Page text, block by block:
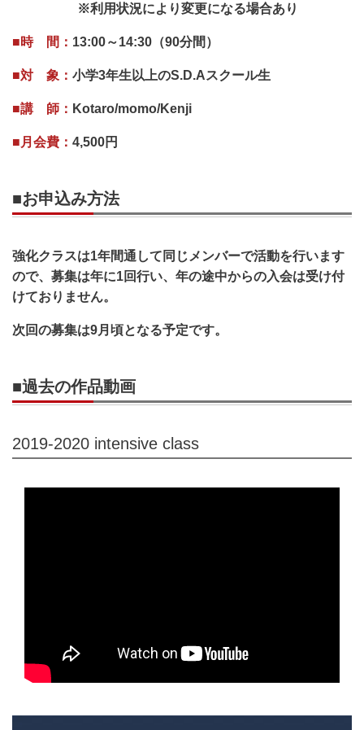
※利用状況により変更になる場合あり
■時 間： 13:00～14:30（90分間）
■対 象： 小学3年生以上のS.D.Aスクール生
■講 師： Kotaro/momo/Kenji
■月会費： 4,500円
■お申込み方法
強化クラスは1年間通して同じメンバーで活動を行います
ので、募集は年に1回行い、年の途中からの入会は受け付
けておりません。
次回の募集は9月頃となる予定です。
■過去の作品動画
2019-2020 intensive class